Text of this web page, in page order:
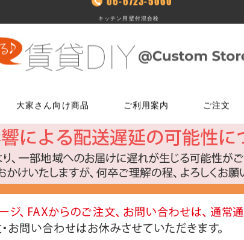
キッチン用壁付混合栓
床に使う
貼ってはがせるクッションフロア
フローリング補修グッズ
ジョイントロック
水回りに使う
工具・道具
ローラー・ハ
マスカー
反射・蓄光
接着剤
ゴムロープ
大家さん向け商品
ノブ交換パーツ
錠・ドアノブ
アノブ
ドアノブ
付きドアノブ
床に使う
貼ってはがせるクッションフロ
フローリング補修グッズ
ジョイントロック
水回りに使う
ご利用案内 ご注文
FAXでのご注文
06-7635-5174
FAX注文用紙はこちら
メールでの
お電話でのご注文
06-6723-5060
カスタマーセンター
平日9：30～17：00
LINEでお
こちらから友